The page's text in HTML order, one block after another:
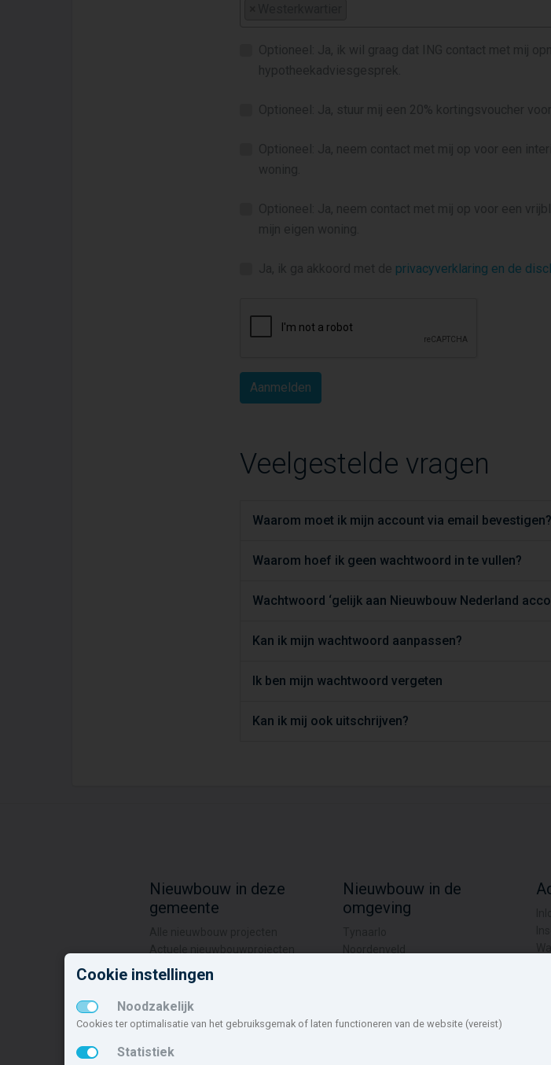
Optioneel: Ja, ik wil graag dat ING contact met mij
hypotheekadviesgesprek.
Optioneel: Ja, stuur mij een 20% kortingsvoucher
Optioneel: Ja, neem contact met mij op voor een
woning.
Optioneel: Ja, neem contact met mij op voor een
mijn eigen woning.
Ja, ik ga akkoord met de privacyverklaring en de
Veelgestelde vragen
Waarom moet ik mijn account via email bevestigen?
Waarom hoef ik geen wachtwoord in te vullen?
Wachtwoord ‘gelijk aan Nieuwbouw Nederland
Kan ik mijn wachtwoord aanpassen?
Ik ben mijn wachtwoord vergeten
Kan ik mij ook uitschrijven?
Nieuwbouw in deze
gemeente
Toekomstige nieuwbouwaanbod
Koopwoningen
Huurwoningen en appartementen
Nieuwbouw in de
omgeving
Groningen
Cookie instellingen
Noodzakelijk
Cookies ter optimalisatie van het gebruiksgemak of laten functioneren van de website (vereist)
Statistiek